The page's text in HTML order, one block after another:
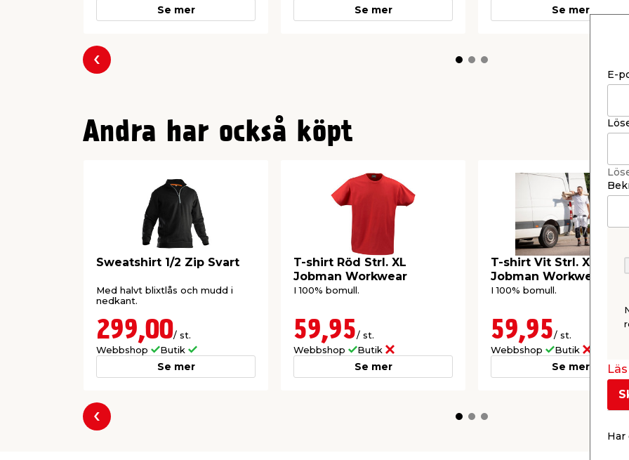
Se mer Se mer Se mer
Föregående
Andra har också köpt
Sweatshirt 1/2 Zip Svart
Med halvt blixtlås och mudd i
nedkant.
299,00/ st.
Webbshop
Butik
Se mer
T-shirt Röd Strl. XL
Jobman Workwear
I 100% bomull.
59,95/ st.
Webbshop
Butik
Se mer
T-shirt Vit Strl. XXL
Jobman Workwear
I 100% bomull.
59,95/ st.
Webbshop
Butik
Se mer
Föregående
E-
Har